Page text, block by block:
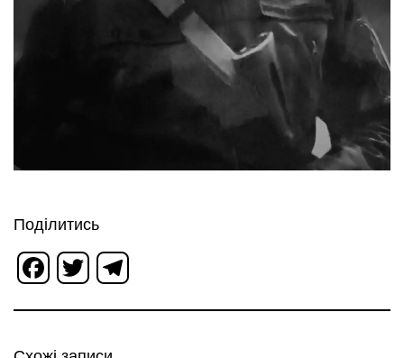
Поділитись
Facebook
Twitter